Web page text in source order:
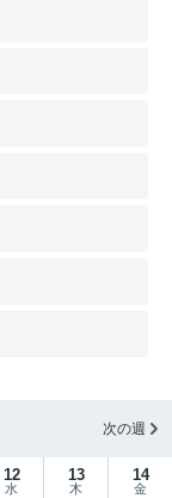
次の週
12
水
13
木
14
金